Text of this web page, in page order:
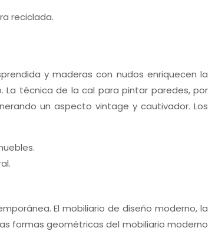
reciclada.
y maderas con nudos enriquecen la
La técnica de la cal para pintar paredes, por
un aspecto vintage y cautivador. Los
El mobiliario de diseño moderno, la
formas geométricas del mobiliario moderno